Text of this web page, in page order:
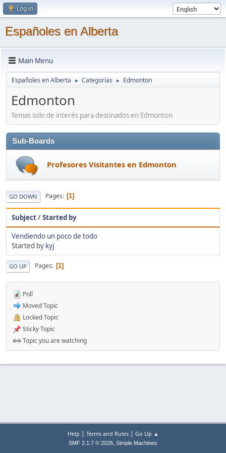
Log in
Españoles en Alberta
Main Menu
Españoles en Alberta ► Categorías ► Edmonton
Edmonton
Temas solo de interés para destinados en Edmonton
Sub-Boards
Profesores Visitantes en Edmonton
GO DOWN Pages 1
Subject/Started by
Vendiendo un poco de todo
Started by kyj
GO UP Pages 1
Poll
Moved Topic
Locked Topic
Sticky Topic
Topic you are watching
Help | Terms and Rules| Go Up ▲
SMF 2.1.7 © 2026, Simple Machines